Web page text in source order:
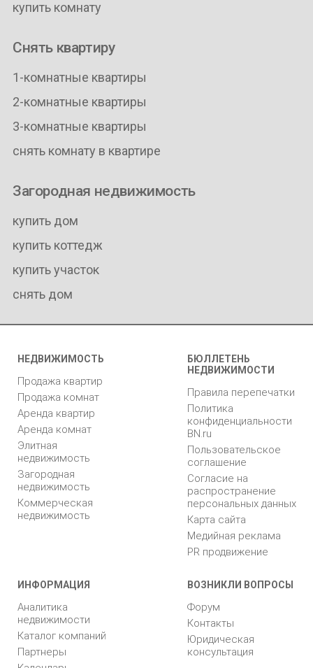
купить комнату
Снять квартиру
1-комнатные квартиры
2-комнатные квартиры
3-комнатные квартиры
снять комнату в квартире
Загородная недвижимость
купить дом
купить коттедж
купить участок
снять дом
НЕДВИЖИМОСТЬ
Продажа квартир
Продажа комнат
Аренда квартир
Аренда комнат
Элитная
недвижимость
Загородная
недвижимость
Коммерческая
недвижимость
БЮЛЛЕТЕНЬ
НЕДВИЖИМОСТИ
Правила перепечатки
Политика
конфиденциальности
BN.ru
Пользовательское
соглашение
Согласие на
распространение
персональных данных
Карта сайта
Медийная реклама
PR продвижение
ИНФОРМАЦИЯ
Аналитика
недвижимости
Каталог компаний
Партнеры
ВОЗНИКЛИ ВОПРОСЫ
Форум
Контакты
Юридическая
консультация